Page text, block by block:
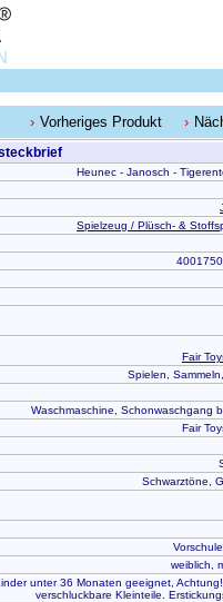
Vorheriges Produkt
Heunec - Janosch -
Spielzeug / Plüsch- &
Fair
Spielen,
Waschmaschine, Schonwaschgang
Fair
Schwarztöne,
weiblich,
unter 36 Monaten geeignet,
verschluckbare Kleinteile.